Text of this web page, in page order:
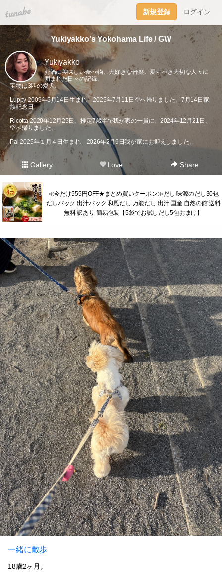
tuna.be 新規登録 ログイン
Yukiyakko's Yokohama Life / GW
Yukiyakko
お酒に美味しい食べ物、大好きな音楽、愛すべき大切な人々に
囲まれた日々の記録。
宝物は3匹の愛犬。
Luppy 2009年5月14日生まれ 2025年7月11日空へ帰りました。7月14日家
族記念日
Ricotta 2020年12月25日、推定7歳半で我が家の一員に。2024年12月21日、
空へ帰りました。
Pal 2025年１月４日生まれ 2026年2月9日我が家にお迎えしました。
Gallery Love Share
≪今だけ555円OFF★まとめ買いクーポン≫だし 味源のだし30包
だしパック 出汁パック 和風だし 万能だし 出汁 国産 自然の館 送料
無料 訳あり 簡易包装【5袋でお試しだし5包おまけ】
一緒に散歩
18歳2ヶ月。